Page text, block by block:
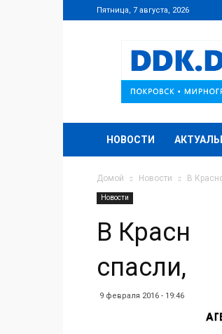
Пятница, 7 августа, 2026
DDK.DN.UA
НОВОСТИ
Домой Новости В
Новости
В
спасли, и
9 февраля 2016 - 19:46